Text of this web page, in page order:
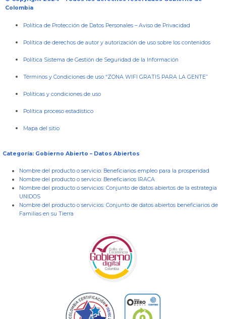
Colombia
Política de Protección de Datos Personales –Aviso de Privacidad
Política de derechos de autor y autorización de uso sobre los contenidos
Política Sistema de Gestión de Seguridad de la Información
Términos y Condiciones de uso “ZONA WIFI GRATIS PARA LA GENTE”
Políticas y condiciones de uso
Política proceso estadístico
Mapa del sitio
Categoría: Gobierno Abierto – Datos Abiertos
Nombre del producto o servicio: Beneficiarios empleo para la prosperidad
Nombre del producto o servicio: Beneficiarios IRACA
Nombre del producto o servicios: Conjunto de datos abiertos de la estrategia
UNIDOS
Nombre del producto o servicios: Conjunto de datos abiertos beneficiarios de
Familias en su Tierra